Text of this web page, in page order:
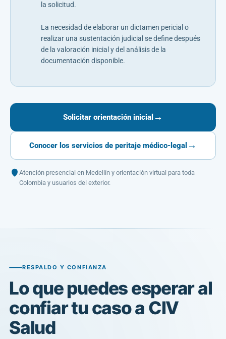
la solicitud.
La necesidad de elaborar un dictamen pericial o
realizar una sustentación judicial se define después
de la valoración inicial y del análisis de la
documentación disponible.
Solicitar orientación inicial →
Conocer los servicios de peritaje médico-legal →
Atención presencial en Medellín y orientación virtual para toda
Colombia y usuarios del exterior.
RESPALDO Y CONFIANZA
Lo que puedes esperar al
confiar tu caso a CIV
Salud